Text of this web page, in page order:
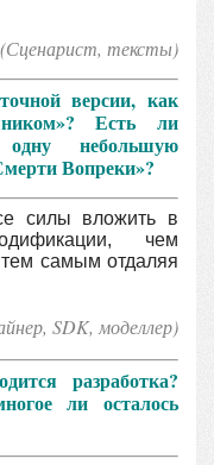
тексты)
версии, как
Есть ли
небольшую
Вопреки»?
силы вложить в
чем
самым отдаляя
SDK, моделлер)
разработка?
ли осталось